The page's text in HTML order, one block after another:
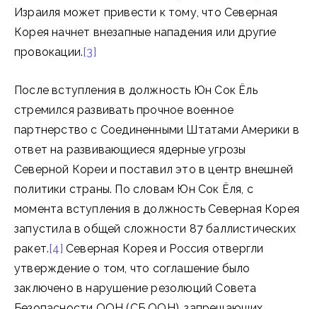
Израиля может привести к тому, что Северная
Корея начнет внезапные нападения или другие
провокации.[3]
После вступления в должность Юн Сок Ёль
стремился развивать прочное военное
партнерство с Соединенными Штатами Америки в
ответ на развивающиеся ядерные угрозы
Северной Кореи и поставил это в центр внешней
политики страны. По словам Юн Сок Ёля, с
момента вступления в должность Северная Корея
запустила в общей сложности 87 баллистических
ракет.[4] Северная Корея и Россия отвергли
утверждение о том, что соглашение было
заключено в нарушение резолюций Совета